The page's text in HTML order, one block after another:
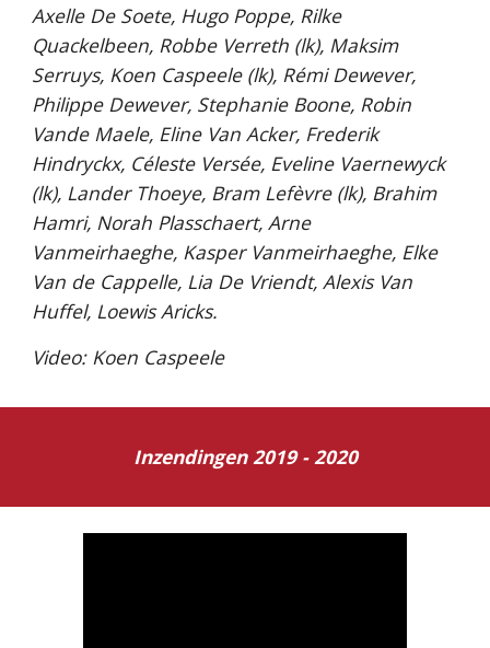
Axelle De Soete, Hugo Poppe, Rilke
Quackelbeen, Robbe Verreth (lk), Maksim
Serruys, Koen Caspeele (lk), Rémi Dewever,
Philippe Dewever, Stephanie Boone, Robin
Vande Maele, Eline Van Acker, Frederik
Hindryckx, Céleste Versée, Eveline Vaernewyck
(lk), Lander Thoeye, Bram Lefèvre (lk), Brahim
Hamri, Norah Plasschaert, Arne
Vanmeirhaeghe, Kasper Vanmeirhaeghe, Elke
Van de Cappelle, Lia De Vriendt, Alexis Van
Huffel, Loewis Aricks.
Video: Koen Caspeele
Inzendingen 2019 - 2020